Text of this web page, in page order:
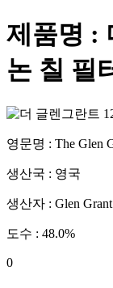
제품명 :
논 칠 필
영문명 : The Glen
생산국 : 영국
생산자 : Glen
도수 : 48.0%
0